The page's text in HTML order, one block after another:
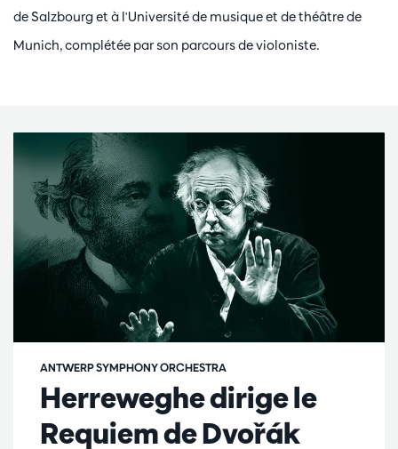
de Salzbourg et à l'Université de musique et de théâtre de
Munich, complétée par son parcours de violoniste.
Herreweghe dirige le
Requiem de Dvořák
ANTWERP SYMPHONY ORCHESTRA